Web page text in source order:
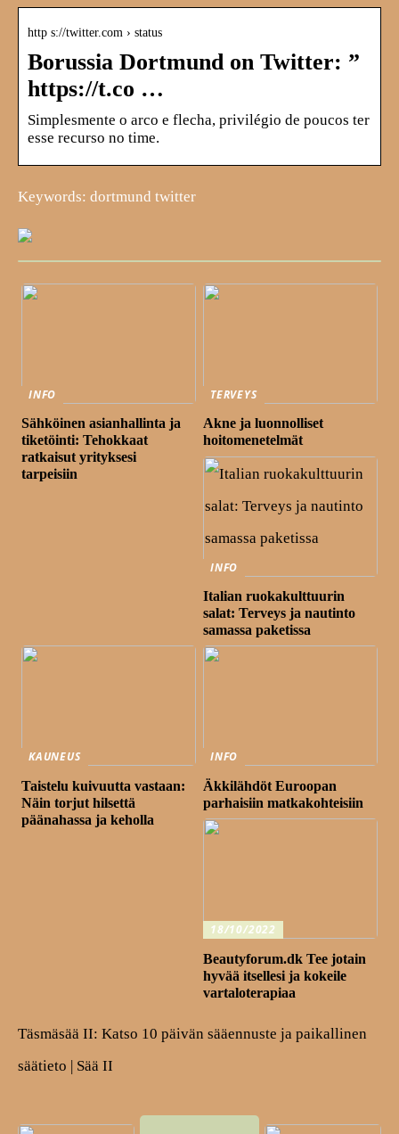
http s://twitter.com › status
Borussia Dortmund on Twitter: ” 󠁧󠁢󠁥󠁮󠁧󠁿
https://t.co …
Simplesmente o arco e flecha, privilégio de poucos ter
esse recurso no time.
Keywords: dortmund twitter
INFO
Sähköinen asianhallinta ja
tiketöinti: Tehokkaat
ratkaisut yrityksesi
tarpeisiin
TERVEYS
Akne ja luonnolliset
hoitomenetelmät
INFO
Italian ruokakulttuurin
salat: Terveys ja nautinto
samassa paketissa
KAUNEUS
Taistelu kuivuutta vastaan:
Näin torjut hilsettä
päänahassa ja keholla
INFO
Äkkilähdöt Euroopan
parhaisiin matkakohteisiin
18/10/2022
Beautyforum.dk Tee jotain
hyvää itsellesi ja kokeile
vartaloterapiaa
Täsmäsää II: Katso 10 päivän sääennuste ja paikallinen
säätieto | Sää II